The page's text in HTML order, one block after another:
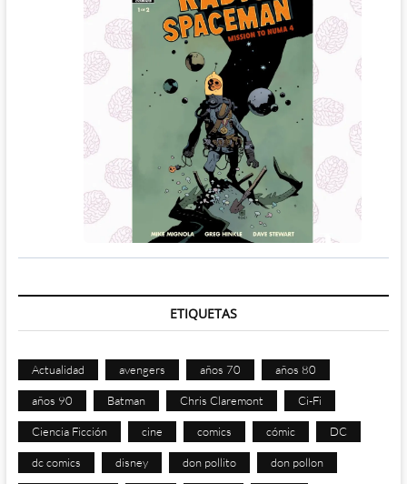
ETIQUETAS
Actualidad avengers años 70 años 80
años 90 Batman Chris Claremont Ci-Fi
Ciencia Ficción cine comics cómic DC
dc comics disney don pollito don pollon